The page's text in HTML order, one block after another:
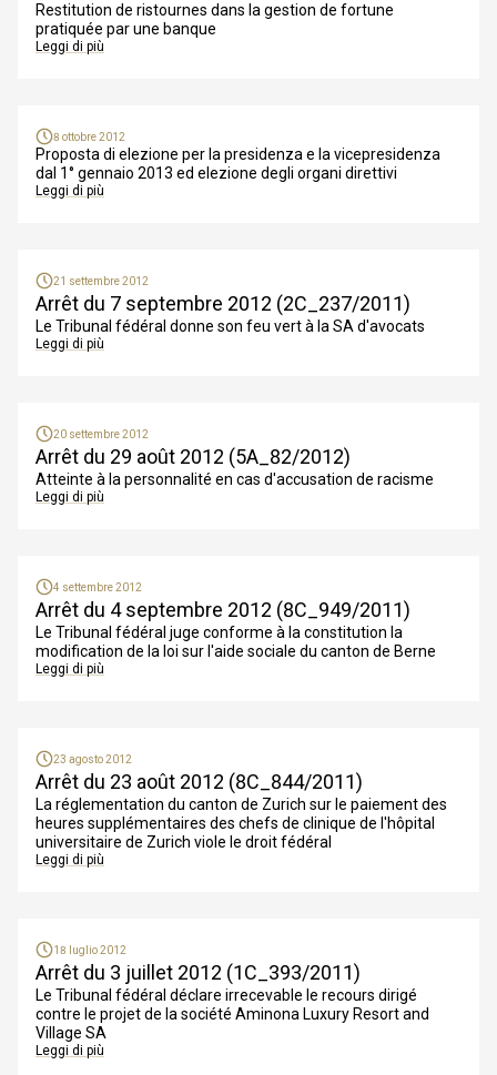
Restitution de ristournes dans la gestion de fortune
pratiquée par une banque
Leggi di più
8 ottobre 2012
Proposta di elezione per la presidenza e la vicepresidenza
dal 1° gennaio 2013 ed elezione degli organi direttivi
Leggi di più
21 settembre 2012
Arrêt du 7 septembre 2012 (2C_237/2011)
Le Tribunal fédéral donne son feu vert à la SA d'avocats
Leggi di più
20 settembre 2012
Arrêt du 29 août 2012 (5A_82/2012)
Atteinte à la personnalité en cas d'accusation de racisme
Leggi di più
4 settembre 2012
Arrêt du 4 septembre 2012 (8C_949/2011)
Le Tribunal fédéral juge conforme à la constitution la
modification de la loi sur l'aide sociale du canton de Berne
Leggi di più
23 agosto 2012
Arrêt du 23 août 2012 (8C_844/2011)
La réglementation du canton de Zurich sur le paiement des
heures supplémentaires des chefs de clinique de l'hôpital
universitaire de Zurich viole le droit fédéral
Leggi di più
18 luglio 2012
Arrêt du 3 juillet 2012 (1C_393/2011)
Le Tribunal fédéral déclare irrecevable le recours dirigé
contre le projet de la société Aminona Luxury Resort and
Village SA
Leggi di più